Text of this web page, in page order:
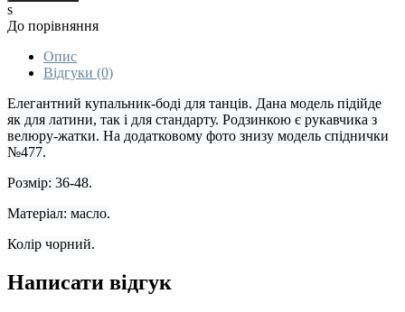
s
До порівняння
Опис
Відгуки (0)
Елегантний купальник-боді для танців. Дана модель підійде
як для латини, так і для стандарту. Родзинкою є рукавчика з
велюру-жатки. На додатковому фото знизу модель спіднички
№477.
Розмір: 36-48.
Матеріал: масло.
Колір чорний.
Написати відгук